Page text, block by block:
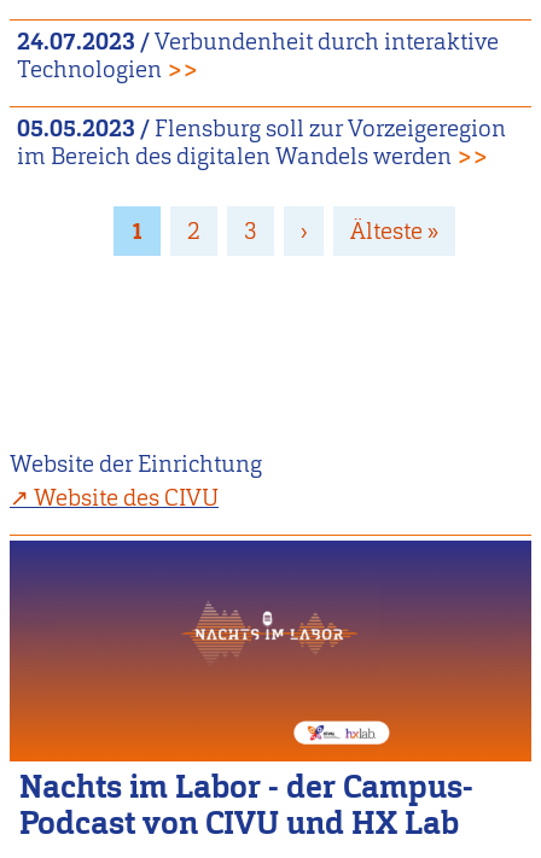
24.07.2023 /Verbundenheit durch interaktive
Technologien >>
05.05.2023 / Flensburg soll zur Vorzeigeregion
im Bereich des digitalen Wandels werden >>
Seitennummerierung
Page
1 Page
2 Page
3
Nächste
›
Letzte
Älteste »
Website der Einrichtung
Website des CIVU
Nachts im Labor - der Campus-
Podcast von CIVU und HX Lab